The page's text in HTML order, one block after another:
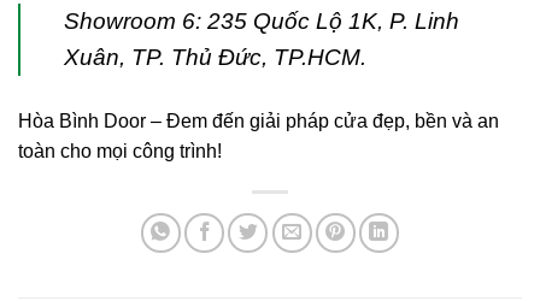
Showroom 6: 235 Quốc Lộ 1K, P. Linh
Xuân, TP. Thủ Đức, TP.HCM.
Hòa Bình Door – Đem đến giải pháp cửa đẹp, bền và an
toàn cho mọi công trình!